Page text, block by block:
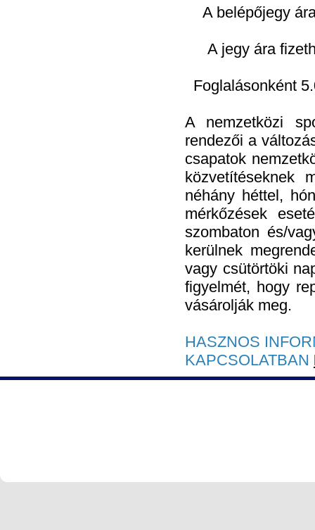
A belépőjegy
A jegy ára
Foglalásonként
A nemzetközi
rendezői a
csapatok
közvetítéseknek
néhány héttel,
mérkőzések
szombaton és/
kerülnek
vagy csütörtöki
figyelmét, hogy
vásárolják meg.
HASZNOS
KAPCSOLATBAN